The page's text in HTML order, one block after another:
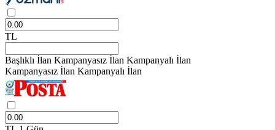
TL
Başlıklı İlan Kampanyasız İlan Kampanyalı İlan
Kampanyasız İlan Kampanyalı İlan